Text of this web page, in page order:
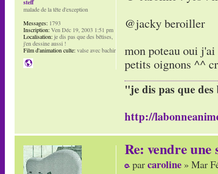
@jacky beroiller
mon poteau oui
petits oignons ^^
"je dis pas que
http://
steff
malade de la tête d'exception
Messages: 1793
Inscription:Ven Déc 19, 2003 1:51 pm
Localisation:je dis pas que des bêtises,
j'en dessine aussi !
Film d'animation culte:valse avec bachir
Re: vendre une
parcaroline » Mar